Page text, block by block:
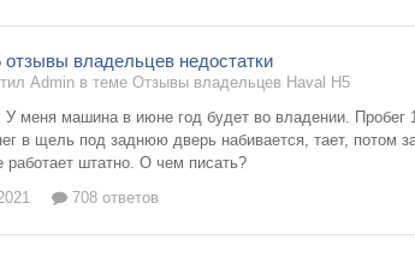
отзывы владельцев недостатки
Admin в теме Отзывы владельцев Haval H5
У меня машина в июне год будет во владении. Пробег
в щель под заднюю дверь набивается, тает, потом
работает штатно. О чем писать?
708 ответов